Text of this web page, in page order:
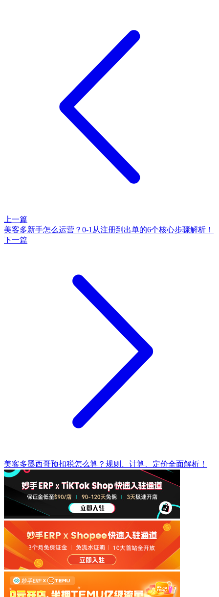
上一篇
美客多新手怎么运营？0-1从注册到出单的6个核心步骤解析！
下一篇
美客多墨西哥预扣税怎么算？规则、计算、定价全面解析！